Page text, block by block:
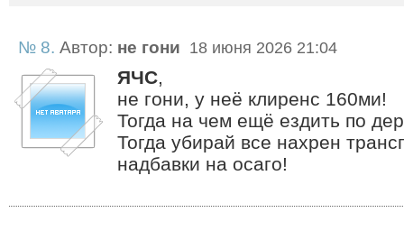
№ 8. Автор: не гони 18 июня 2026 21:04
ЯЧС,
не гони, у неё клиренс 160ми!
Тогда на чем ещё ездить по
Тогда убирай все нахрен
надбавки на осаго!